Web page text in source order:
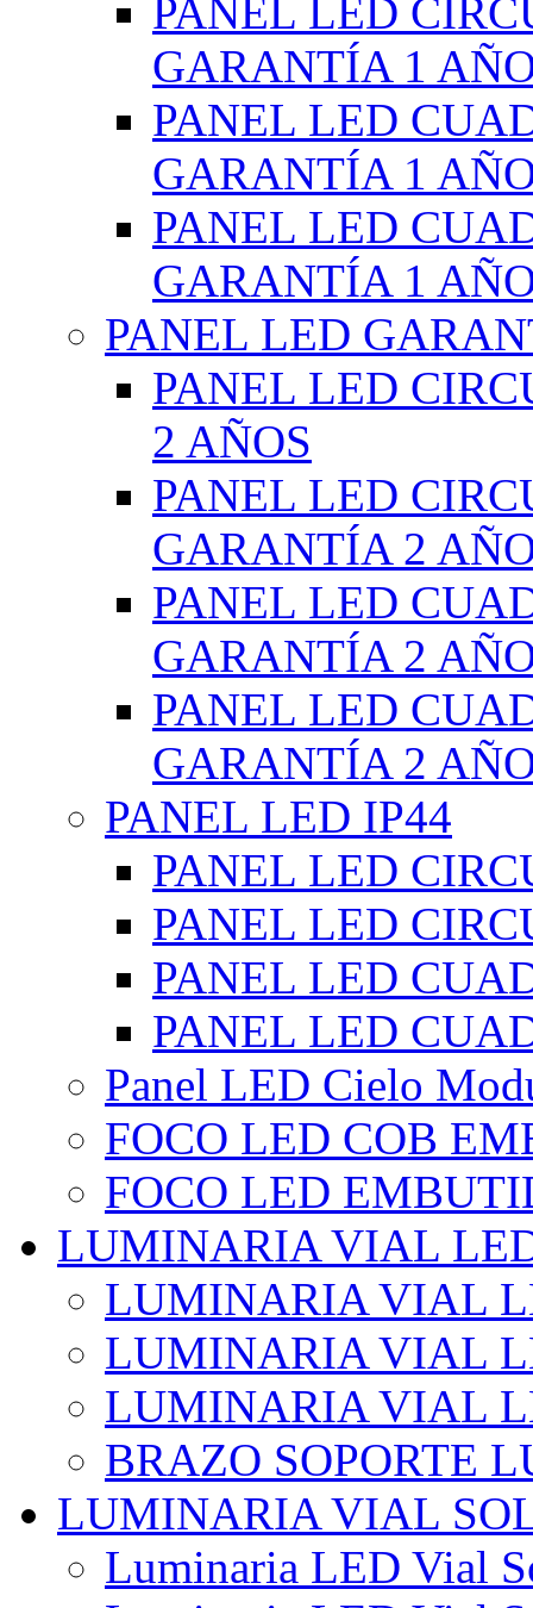
PANEL LED
GARANTÍA 1
PANEL LED
GARANTÍA 1
PANEL LED
GARANTÍA 1
PANEL LED
PANEL LED
2 AÑOS
PANEL LED
GARANTÍA 2
PANEL LED
GARANTÍA 2
PANEL LED
GARANTÍA 2
PANEL LED IP44
PANEL LED
PANEL LED
PANEL LED
PANEL LED
Panel LED Cielo
FOCO LED COB
FOCO LED
LUMINARIA VIAL
LUMINARIA VIAL
LUMINARIA VIAL
LUMINARIA VIAL
BRAZO SOPORTE
LUMINARIA VIAL
Luminaria LED Vial